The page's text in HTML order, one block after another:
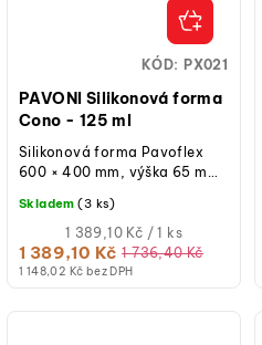
PAVONI Silikonová forma
Cono - 125 ml
1 148,02 Kč bez DPH
1 389,10 Kč 1 736,40 Kč
Měrná
cena:
1 389,10 Kč / 1 ks
Skladem (3 ks)
Silikonová forma Pavoflex
600 × 400 mm, výška 65 mm,
125 ml, počet dutin 24,
teplotní...
KÓD: PX021